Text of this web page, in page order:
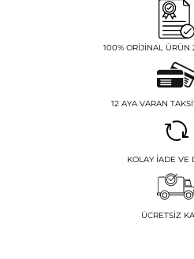
100% ORIJINAL ÜRÜN
12 AYA VARAN
KOLAY İADE VE
ÜCRETSIZ